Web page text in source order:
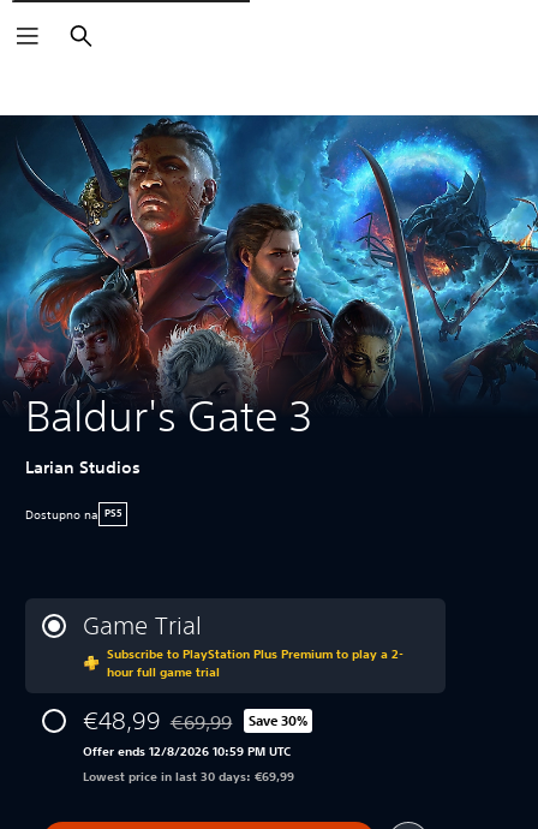
Pretraži
Baldur's Gate 3
Larian Studios
Dostupno na PS5
Game Trial
Subscribe to PlayStation Plus Premium to play a 2-
hour full game trial
€48,99 Discounted from original price of €69,99
€69,99 Save 30%
Offer ends 12/8/2026 10:59 PM UTC
Lowest price in last 30 days: €69,99